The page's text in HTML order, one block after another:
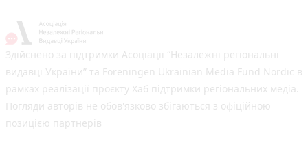
Здійснено за підтримки Асоціації “Незалежні регіональні
видавці України” та Foreningen Ukrainian Media Fund Nordic в
рамках реалізації проєкту Хаб підтримки регіональних медіа.
Погляди авторів не обов'язково збігаються з офіційною
позицією партнерів